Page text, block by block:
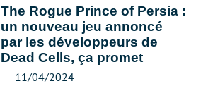
The Rogue Prince of Persia :
un nouveau jeu annoncé
par les développeurs de
Dead Cells, ça promet
11/04/2024